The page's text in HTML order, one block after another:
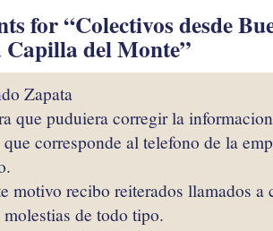
for “Colectivos desde
Capilla del Monte”
Zapata
que puduiera corregir la
corresponde al telefono de la
motivo recibo reiterados llamados
molestias de todo tipo.